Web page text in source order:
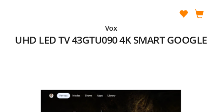
Vox
UHD LED TV 43GTU090 4K SMART GOOGLE